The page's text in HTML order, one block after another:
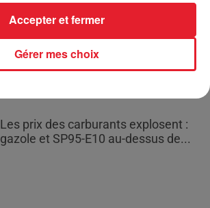
de deux militaires disparus...
Les prix des carburants explosent :
gazole et SP95-E10 au-dessus de...
Gérer mes choix
Accepter et fermer